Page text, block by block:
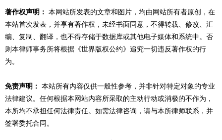
著作权声明： 本网站所发表的文章和图片，均由网站所有者原创，在
本站首次发表，并享有著作权，未经书面同意，不得转载、修改、汇
编、复制、翻译，也不得存储于数据库或其他电子媒体和系统中。否
则本律师事务所将根据《世界版权公约》追究一切违反著作权的行
为。
免责声明： 本站所有内容仅供一般性参考，并非针对特定对象的专业
法律建议。任何根据本网站内容所采取的主动行动或消极的不作为，
本所均不承担任何法律责任。如需法律咨询，请与本所律师联系，并
签署委托合同。